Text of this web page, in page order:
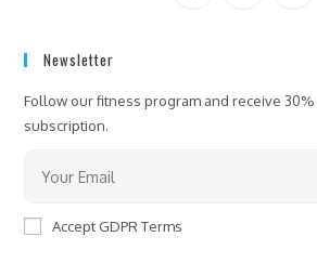
Newsletter
Follow our fitness program and receive 30%
subscription.
Accept GDPR Terms